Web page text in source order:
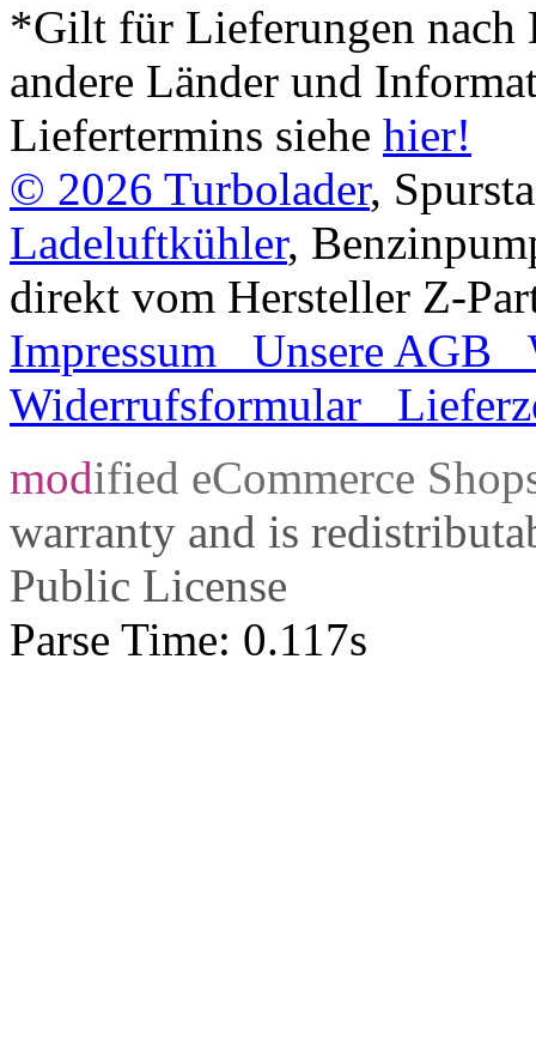
*Gilt für Lieferungen nach
andere Länder und
Liefertermins siehe hier!
© 2026 Turbolader,
Ladeluftkühler,
direkt vom Hersteller Z-
Impressum
Unsere AGB
Widerrufsformular
modified eCommerce
warranty and is
Public License
Parse Time: 0.117s